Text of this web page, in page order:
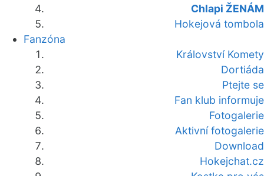
Chlapi ŽENÁM
Hokejová tombola
Fanzóna
Království Komety
Dortiáda
Ptejte se
Fan klub informuje
Fotogalerie
Aktivní fotogalerie
Download
Hokejchat.cz